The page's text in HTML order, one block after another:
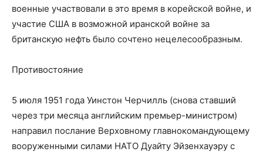
военные участвовали в это время в корейской войне, и
участие США в возможной иранской войне за
британскую нефть было сочтено нецелесообразным.
Противостояние
5 июля 1951 года Уинстон Черчилль (снова ставший
через три месяца английским премьер-министром)
направил послание Верховному главнокомандующему
вооруженными силами НАТО Дуайту Эйзенхауэру с